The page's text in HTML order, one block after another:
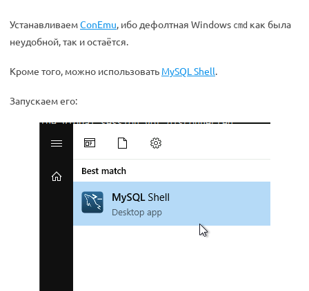
УстанавливаемConEmu, ибо дефолтная Windows cmd как была
неудобной, так и остаётся.
Кроме того, можно использовать MySQL Shell.
Запускаем его: